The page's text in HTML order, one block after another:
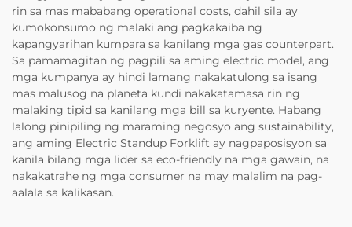
rin sa mas mababang operational costs, dahil sila ay
kumokonsumo ng malaki ang pagkakaiba ng
kapangyarihan kumpara sa kanilang mga gas counterpart.
Sa pamamagitan ng pagpili sa aming electric model, ang
mga kumpanya ay hindi lamang nakakatulong sa isang
mas malusog na planeta kundi nakakatamasa rin ng
malaking tipid sa kanilang mga bill sa kuryente. Habang
lalong pinipiling ng maraming negosyo ang sustainability,
ang aming Electric Standup Forklift ay nagpaposisyon sa
kanila bilang mga lider sa eco-friendly na mga gawain, na
nakakatrahe ng mga consumer na may malalim na pag-
aalala sa kalikasan.